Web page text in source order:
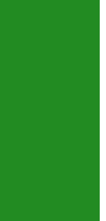
hayır
lokması